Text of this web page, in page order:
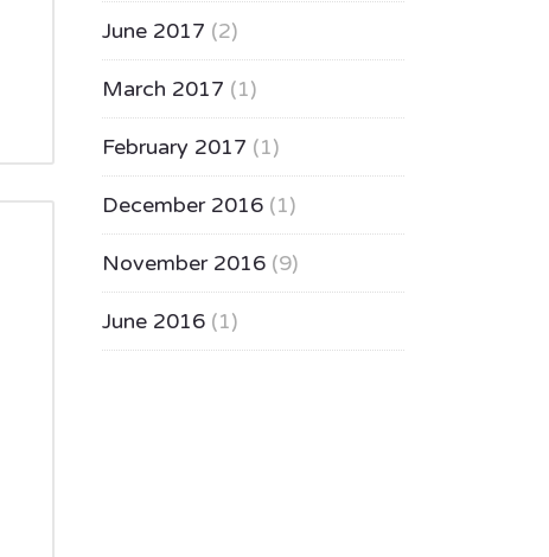
June 2017 (2)
March 2017 (1)
February 2017 (1)
December 2016 (1)
November 2016 (9)
June 2016 (1)